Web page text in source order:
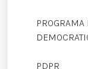
PROGRAMA
PDPR